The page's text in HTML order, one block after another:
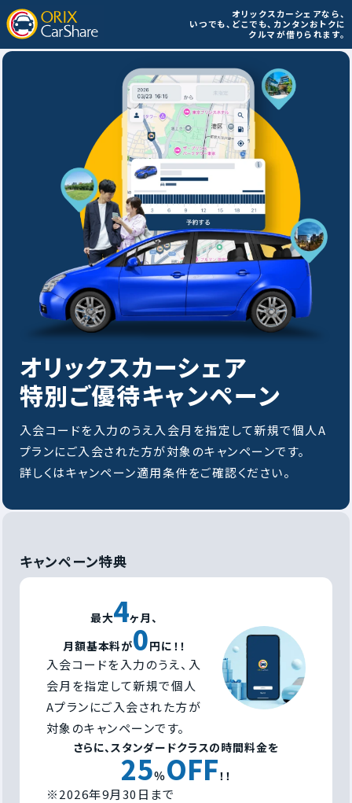
オリックスカーシェアなら、
いつでも、どこでも、 カンタンおトクに
クルマが借りられます。
オリックスカーシェア
特別ご優待キャンペーン
入会コードを入力のうえ入会月を指定して新規で個人A
プランにご入会された方が対象のキャンペーンです。
詳しくはキャンペーン適用条件をご確認ください。
キャンペーン特典
最大4ヶ月、
月額基本料が0円に！！
入会コードを入力のうえ、入
会月を指定して新規で個人
Aプランにご入会された方が
対象のキャンペーンです。
さらに、スタンダードクラスの時間料金を
25％OFF！！
※2026年9月30日まで